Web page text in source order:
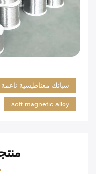
سبائك مغناطيسية ناعمة
soft magnetic alloy